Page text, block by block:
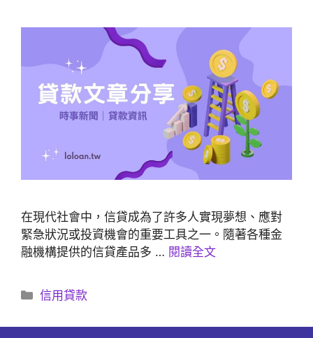
在現代社會中，信貸成為了許多人實現夢想、應對
緊急狀況或投資機會的重要工具之一。隨著各種金
融機構提供的信貸產品多 … 閱讀全文
分
信用貸款